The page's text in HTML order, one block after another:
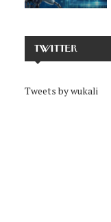
TWITTER
Tweets by wukali